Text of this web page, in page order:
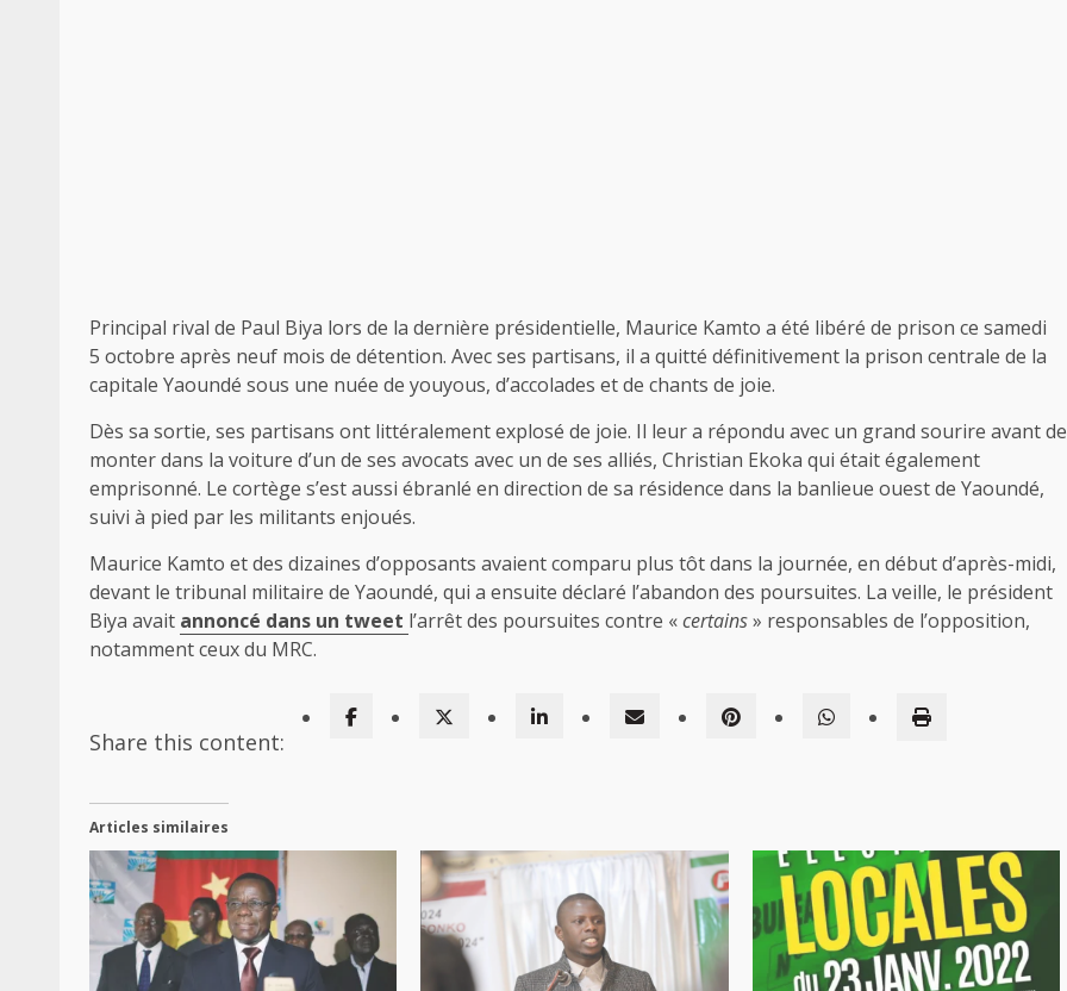
Principal rival de Paul Biya lors de la dernière présidentielle, Maurice Kamto a été libéré de prison ce samedi
5 octobre après neuf mois de détention. Avec ses partisans, il a quitté définitivement la prison centrale de la
capitale Yaoundé sous une nuée de youyous, d’accolades et de chants de joie.
Dès sa sortie, ses partisans ont littéralement explosé de joie. Il leur a répondu avec un grand sourire avant de
monter dans la voiture d’un de ses avocats avec un de ses alliés, Christian Ekoka qui était également
emprisonné. Le cortège s’est aussi ébranlé en direction de sa résidence dans la banlieue ouest de Yaoundé,
suivi à pied par les militants enjoués.
Maurice Kamto et des dizaines d’opposants avaient comparu plus tôt dans la journée, en début d’après-midi,
devant le tribunal militaire de Yaoundé, qui a ensuite déclaré l’abandon des poursuites. La veille, le président
Biya avait annoncé dans un tweet l’arrêt des poursuites contre «certains» responsables de l’opposition,
notamment ceux du MRC.
Share this content:
Articles similaires